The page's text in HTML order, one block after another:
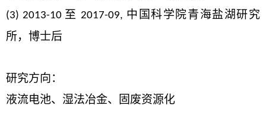
(3) 2013-10 至 2017-09, 中国科学院青海盐湖研究
所，博士后
研究方向：
液流电池、湿法冶金、固废资源化